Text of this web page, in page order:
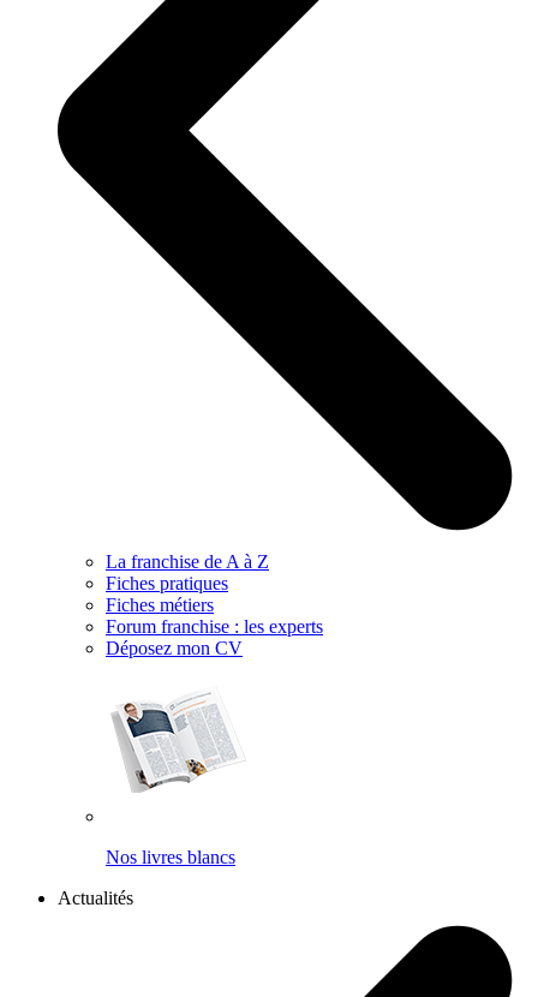
La franchise de A à Z
Fiches pratiques
Fiches métiers
Forum franchise : les experts
Déposez mon CV
Nos livres blancs
Actualités